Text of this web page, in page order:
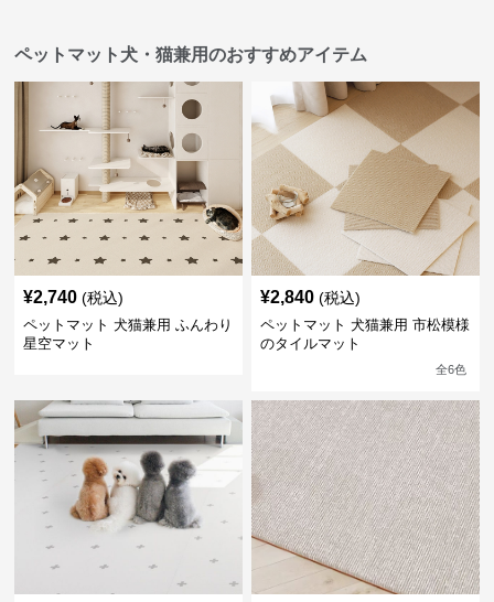
ペットマット犬・猫兼用のおすすめアイテム
¥2,740 (税込)
ペットマット 犬猫兼用 ふんわり
星空マット
¥2,840 (税込)
ペットマット 犬猫兼用 市松模様
のタイルマット
全6色